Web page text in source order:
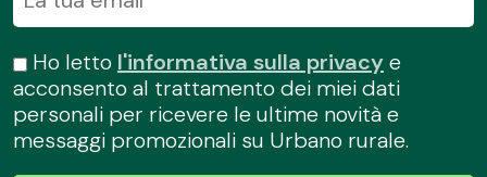
Ho letto l'informativa sulla privacye
acconsento al trattamento dei miei dati
personali per ricevere le ultime novità e
messaggi promozionali su Urbano rurale.